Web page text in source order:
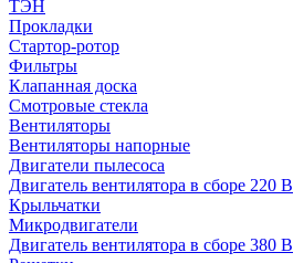
ТЭН
Прокладки
Стартор-ротор
Фильтры
Клапанная доска
Смотровые стекла
Вентиляторы
Вентиляторы напорные
Двигатели пылесоса
Двигатель вентилятора в сборе 220 В
Крыльчатки
Микродвигатели
Двигатель вентилятора в сборе 380 В